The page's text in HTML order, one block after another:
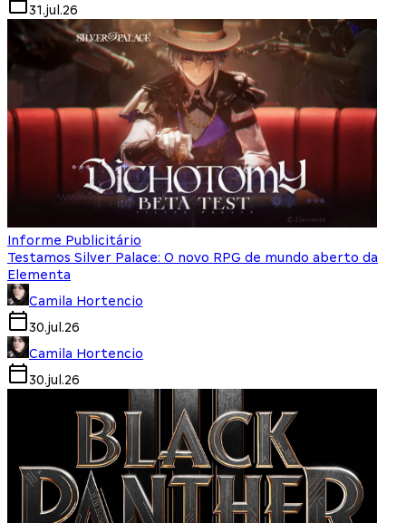
31.jul.26
Informe Publicitário
Testamos Silver Palace: O novo RPG de mundo aberto da
Elementa
Camila Hortencio
30.jul.26
Camila Hortencio
30.jul.26